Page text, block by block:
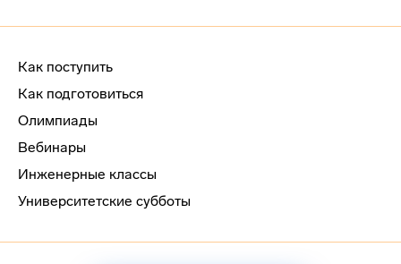
Как поступить
Как подготовиться
Олимпиады
Вебинары
Инженерные классы
Университетские субботы